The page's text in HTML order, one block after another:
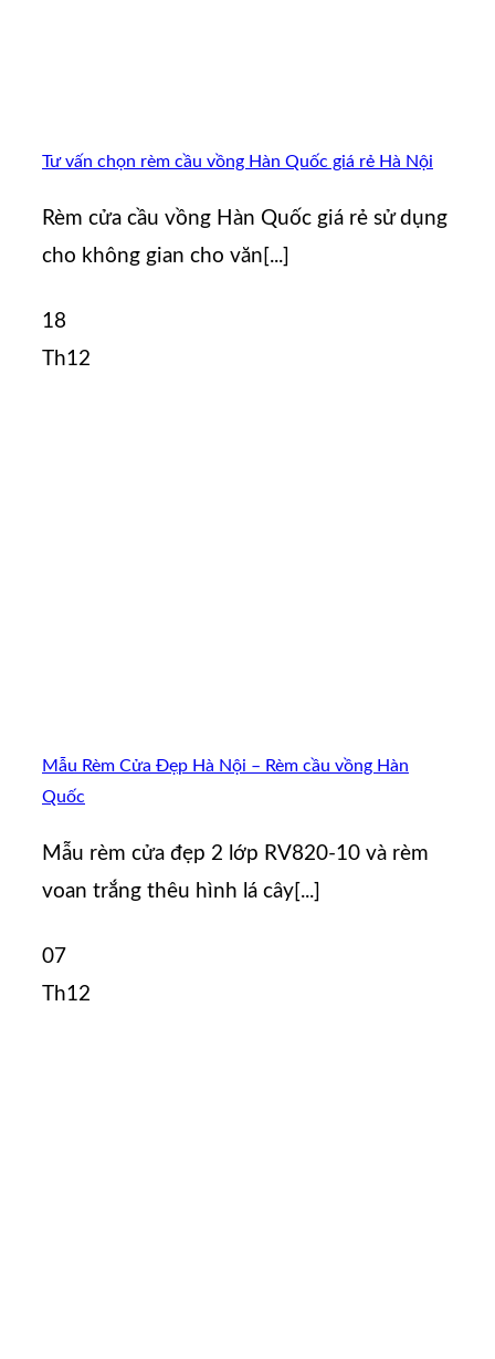
Tư vấn chọn rèm cầu vồng Hàn Quốc giá rẻ Hà Nội
Rèm cửa cầu vồng Hàn Quốc giá rẻ sử dụng
cho không gian cho văn[...]
18
Th12
Mẫu Rèm Cửa Đẹp Hà Nội – Rèm cầu vồng Hàn
Quốc
Mẫu rèm cửa đẹp 2 lớp RV820-10 và rèm
voan trắng thêu hình lá cây[...]
07
Th12